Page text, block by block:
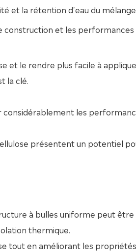
et la rétention d'eau du
et les performances
et le rendre plus facile à
la clé.
les
présentent un potentiel
à bulles uniforme peut
thermique.
tout en améliorant les